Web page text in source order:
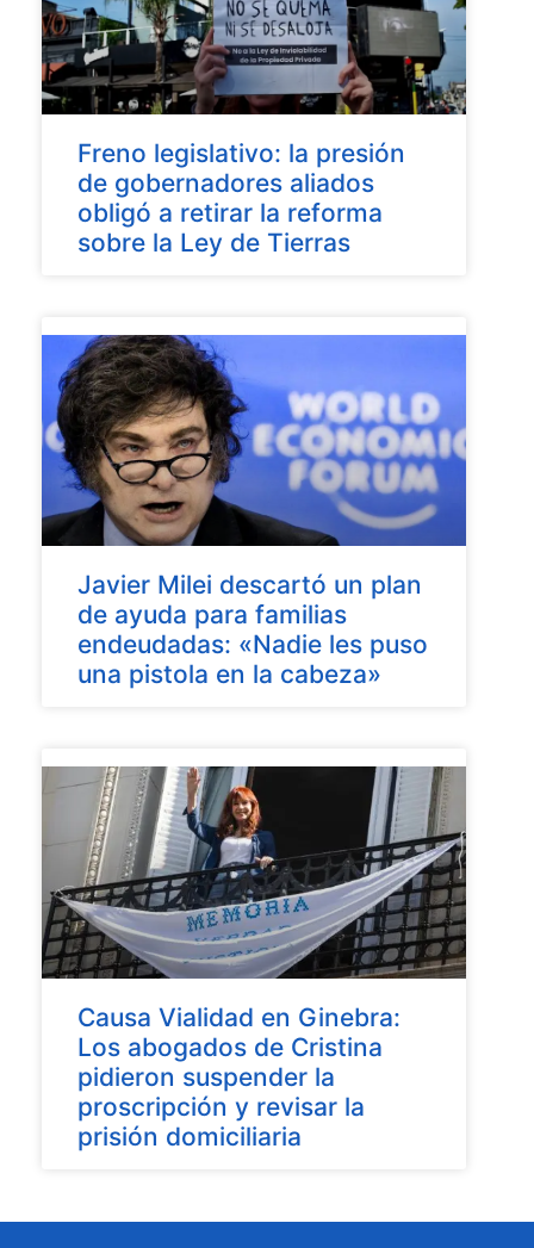
Freno legislativo: la presión
de gobernadores aliados
obligó a retirar la reforma
sobre la Ley de Tierras
Javier Milei descartó un plan
de ayuda para familias
endeudadas: «Nadie les puso
una pistola en la cabeza»
Causa Vialidad en Ginebra:
Los abogados de Cristina
pidieron suspender la
proscripción y revisar la
prisión domiciliaria